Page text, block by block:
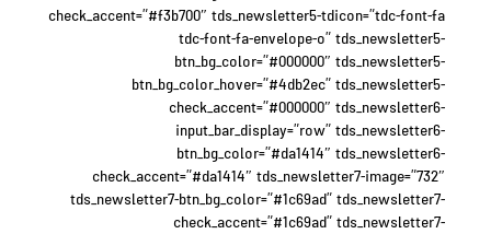
check_accent=”#f3b700″ tds_newsletter5-tdicon=”tdc-font-fa
tdc-font-fa-envelope-o” tds_newsletter5-
btn_bg_color=”#000000″ tds_newsletter5-
btn_bg_color_hover=”#4db2ec” tds_newsletter5-
check_accent=”#000000″ tds_newsletter6-
input_bar_display=”row” tds_newsletter6-
btn_bg_color=”#da1414″ tds_newsletter6-
check_accent=”#da1414″ tds_newsletter7-image=”732″
tds_newsletter7-btn_bg_color=”#1c69ad” tds_newsletter7-
check_accent=”#1c69ad” tds_newsletter7-